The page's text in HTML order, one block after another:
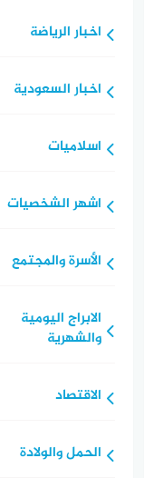
اخبار الرياضة
اخبار السعودية
اسلاميات
اشهر الشخصيات
الأسرة والمجتمع
الابراج اليومية
والشهرية
الاقتصاد
الحمل والولادة